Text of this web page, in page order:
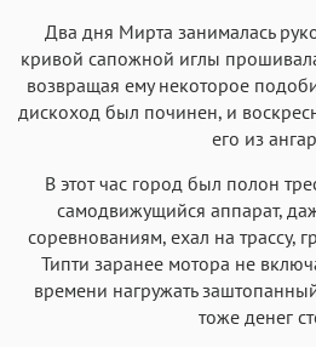
Два дня Мирта занималась
кривой сапожной иглы
возвращая ему некоторое
дискоход был починен, и
его из
В этот час город был полон
самодвижущийся аппарат,
соревнованиям, ехал на трассу,
Типти заранее мотора не
времени нагружать
тоже денег